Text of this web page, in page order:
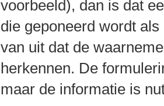
voorbeeld), dan is dat
die geponeerd wordt
van uit dat de
herkennen. De
maar de informatie is